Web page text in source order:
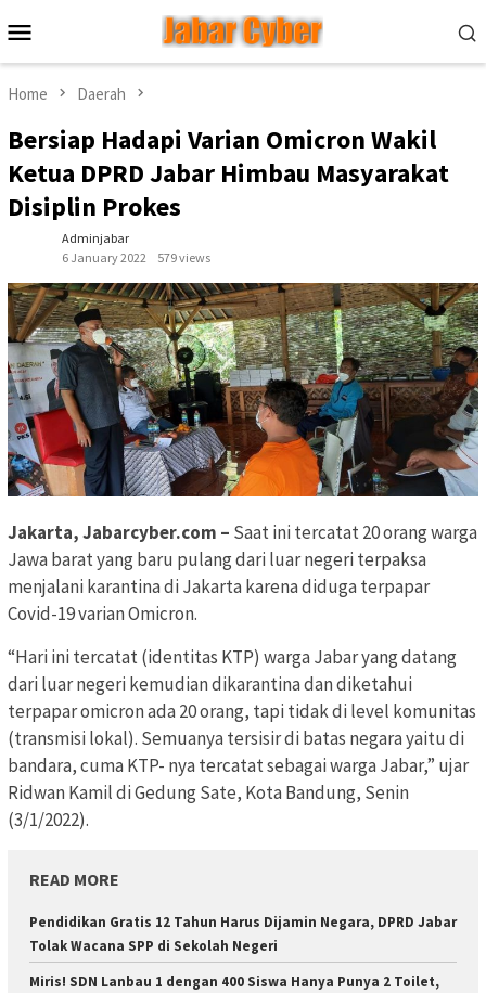
to
contentMenu
Home Daerah
Bersiap Hadapi Varian Omicron Wakil
Ketua DPRD Jabar Himbau Masyarakat
Disiplin Prokes
Adminjabar
6 January 2022
579 views
Jakarta, Jabarcyber.com – Saat ini tercatat 20 orang warga
Jawa barat yang baru pulang dari luar negeri terpaksa
menjalani karantina di Jakarta karena diduga terpapar
Covid-19 varian Omicron.
“Hari ini tercatat (identitas KTP) warga Jabar yang datang
dari luar negeri kemudian dikarantina dan diketahui
terpapar omicron ada 20 orang, tapi tidak di level komunitas
(transmisi lokal). Semuanya tersisir di batas negara yaitu di
bandara, cuma KTP- nya tercatat sebagai warga Jabar,” ujar
Ridwan Kamil di Gedung Sate, Kota Bandung, Senin
(3/1/2022).
READ MORE
Pendidikan Gratis 12 Tahun Harus Dijamin Negara, DPRD Jabar
Tolak Wacana SPP di Sekolah Negeri
Miris! SDN Lanbau 1 dengan 400 Siswa Hanya Punya 2 Toilet,